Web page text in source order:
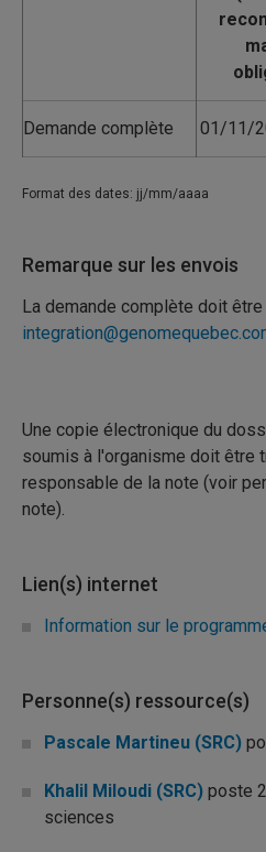
Demande complète 01/11/
Format des dates: jj/mm/aaaa
Remarque sur les envois
La demande complète doit
Une copie électronique du
soumis à l'organisme doit être
responsable de la note (voir
note).
Lien(s) internet
Information sur le
Personne(s) ressource(s)
Pascale Martineu (SRC)
Khalil Miloudi (SRC) poste
sciences